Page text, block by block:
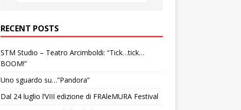
RECENT POSTS
STM Studio – Teatro Arcimboldi: “Tick…tick…
BOOM!”
Uno sguardo su…”Pandora”
Dal 24 luglio l’VIII edizione di FRAleMURA Festival